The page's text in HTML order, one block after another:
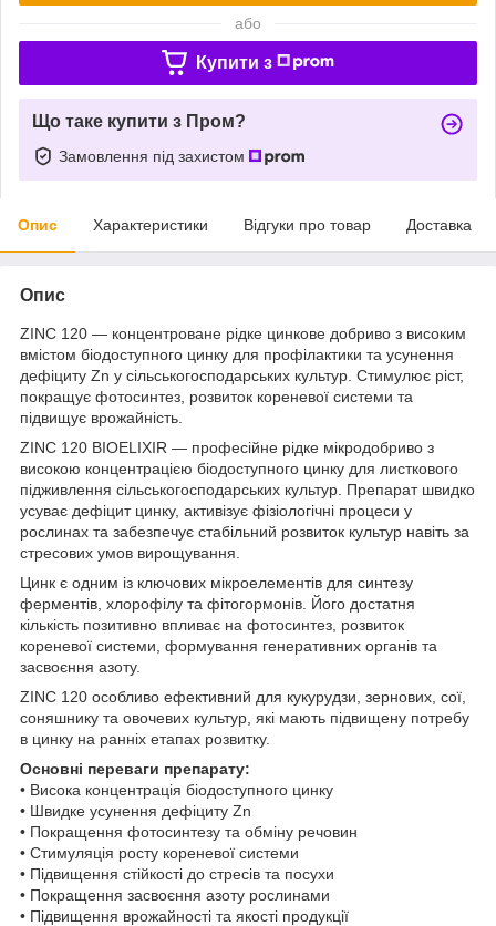
або
Купити з
Що таке купити з Пром?
Замовлення під захистом
Опис Характеристики Відгуки про товар Доставка
Опис
ZINC 120 — концентроване рідке цинкове добриво з високим
вмістом біодоступного цинку для профілактики та усунення
дефіциту Zn у сільськогосподарських культур. Стимулює ріст,
покращує фотосинтез, розвиток кореневої системи та
підвищує врожайність.
ZINC 120 BIOELIXIR — професійне рідке мікродобриво з
високою концентрацією біодоступного цинку для листкового
підживлення сільськогосподарських культур. Препарат швидко
усуває дефіцит цинку, активізує фізіологічні процеси у
рослинах та забезпечує стабільний розвиток культур навіть за
стресових умов вирощування.
Цинк є одним із ключових мікроелементів для синтезу
ферментів, хлорофілу та фітогормонів. Його достатня
кількість позитивно впливає на фотосинтез, розвиток
кореневої системи, формування генеративних органів та
засвоєння азоту.
ZINC 120 особливо ефективний для кукурудзи, зернових, сої,
соняшнику та овочевих культур, які мають підвищену потребу
в цинку на ранніх етапах розвитку.
Основні переваги препарату:
• Висока концентрація біодоступного цинку
• Швидке усунення дефіциту Zn
• Покращення фотосинтезу та обміну речовин
• Стимуляція росту кореневої системи
• Підвищення стійкості до стресів та посухи
• Покращення засвоєння азоту рослинами
• Підвищення врожайності та якості продукції